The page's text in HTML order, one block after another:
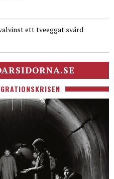
ett tveeggat svärd